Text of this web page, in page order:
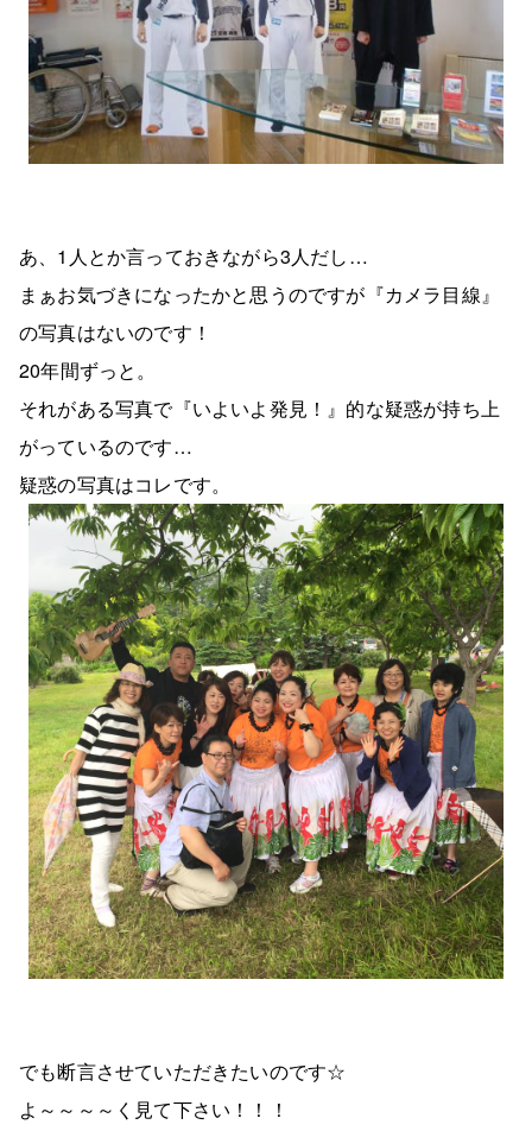
あ、1人とか言っておきながら3人だし…
まぁお気づきになったかと思うのですが『カメラ目線』
の写真はないのです！
20年間ずっと。
それがある写真で『いよいよ発見！』的な疑惑が持ち上
がっているのです…
疑惑の写真はコレです。
でも断言させていただきたいのです☆
よ～～～～く見て下さい！！！